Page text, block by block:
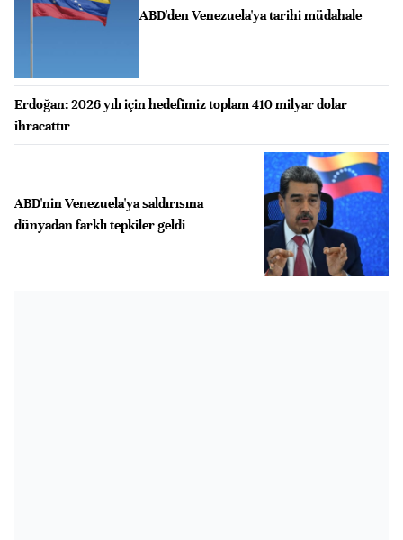
ABD'den Venezuela'ya tarihi müdahale
Erdoğan: 2026 yılı için hedefimiz toplam 410 milyar dolar
ihracattır
ABD'nin Venezuela'ya saldırısına
dünyadan farklı tepkiler geldi